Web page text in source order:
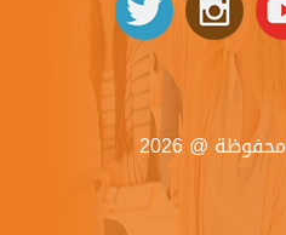
@ 2026